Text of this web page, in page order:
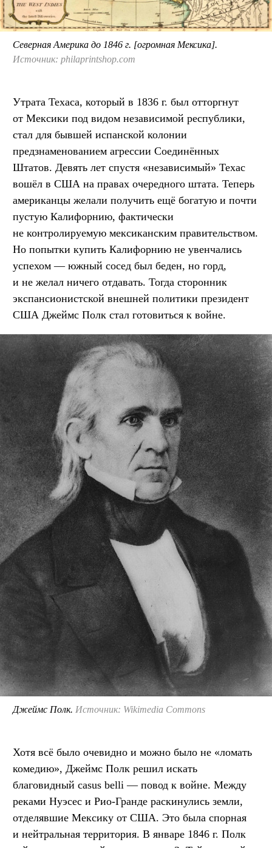
Северная Америка до 1846 г. [огромная Мексика].
Источник: philaprintshop.com
Утрата Техаса, который в 1836 г. был отторгнут
от Мексики под видом независимой республики,
стал для бывшей испанской колонии
предзнаменованием агрессии Соединённых
Штатов. Девять лет спустя «независимый» Техас
вошёл в США на правах очередного штата. Теперь
американцы желали получить ещё богатую и почти
пустую Калифорнию, фактически
не контролируемую мексиканским правительством.
Но попытки купить Калифорнию не увенчались
успехом — южный сосед был беден, но горд,
и не желал ничего отдавать. Тогда сторонник
экспансионистской внешней политики президент
США Джеймс Полк стал готовиться к войне.
Джеймс Полк. Источник: Wikimedia Commons
Хотя всё было очевидно и можно было не «ломать
комедию», Джеймс Полк решил искать
благовидный casus belli — повод к войне. Между
реками Нуэсес и Рио-Гранде раскинулись земли,
отделявшие Мексику от США. Это была спорная
и нейтральная территория. В январе 1846 г. Полк